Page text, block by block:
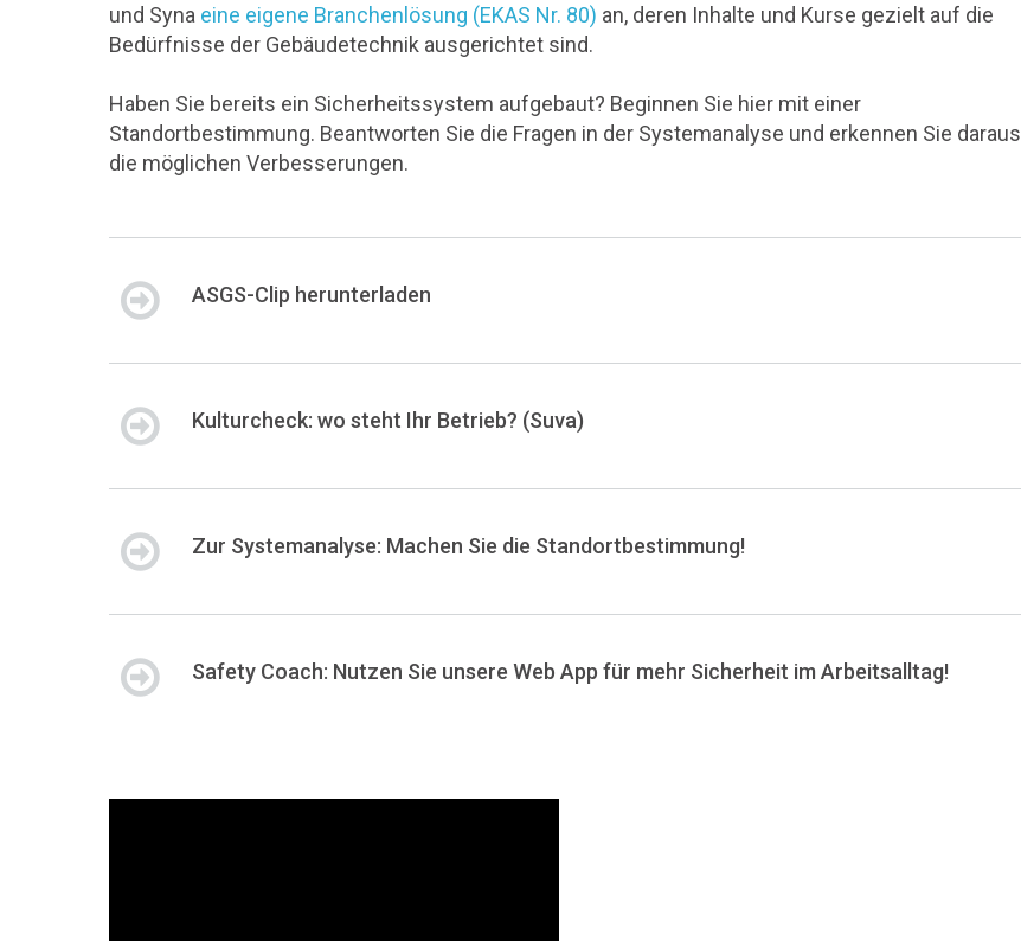
und Syna eine eigene Branchenlösung (EKAS Nr. 80) an, deren Inhalte und Kurse gezielt auf die
Bedürfnisse der Gebäudetechnik ausgerichtet sind.
Haben Sie bereits ein Sicherheitssystem aufgebaut? Beginnen Sie hier mit einer
Standortbestimmung. Beantworten Sie die Fragen in der Systemanalyse und erkennen Sie daraus
die möglichen Verbesserungen.
ASGS-Clip herunterladen
Kulturcheck: wo steht Ihr Betrieb? (Suva)
Zur Systemanalyse: Machen Sie die Standortbestimmung!
Safety Coach: Nutzen Sie unsere Web App für mehr Sicherheit im Arbeitsalltag!